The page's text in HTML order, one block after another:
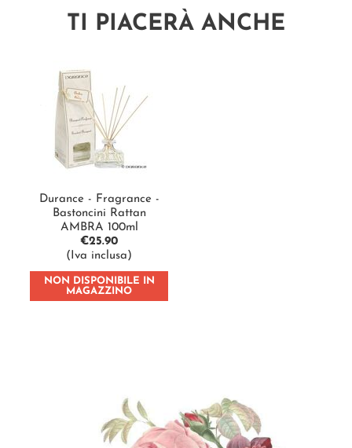
TI PIACERÀ ANCHE
Durance - Fragrance -
Bastoncini Rattan
AMBRA 100ml
€25.90
(Iva inclusa)
NON DISPONIBILE IN
MAGAZZINO